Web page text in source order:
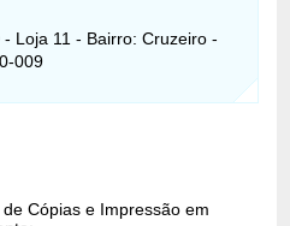
Loja 11 - Bairro: Cruzeiro -
009
Cópias e Impressão em